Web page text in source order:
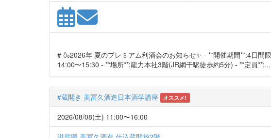
# 🍶2026年 夏のプレミアム利酒会のお知らせ✨ - **開催期間**:4日
14:00〜15:30 - **場所**:龍力本社3階(JR網干駅徒歩約5分) - **定員**:...
#蔵開き 美冨久酒造日本酒学講座 オススメ!
2026/08/08(土) 11:00〜16:00